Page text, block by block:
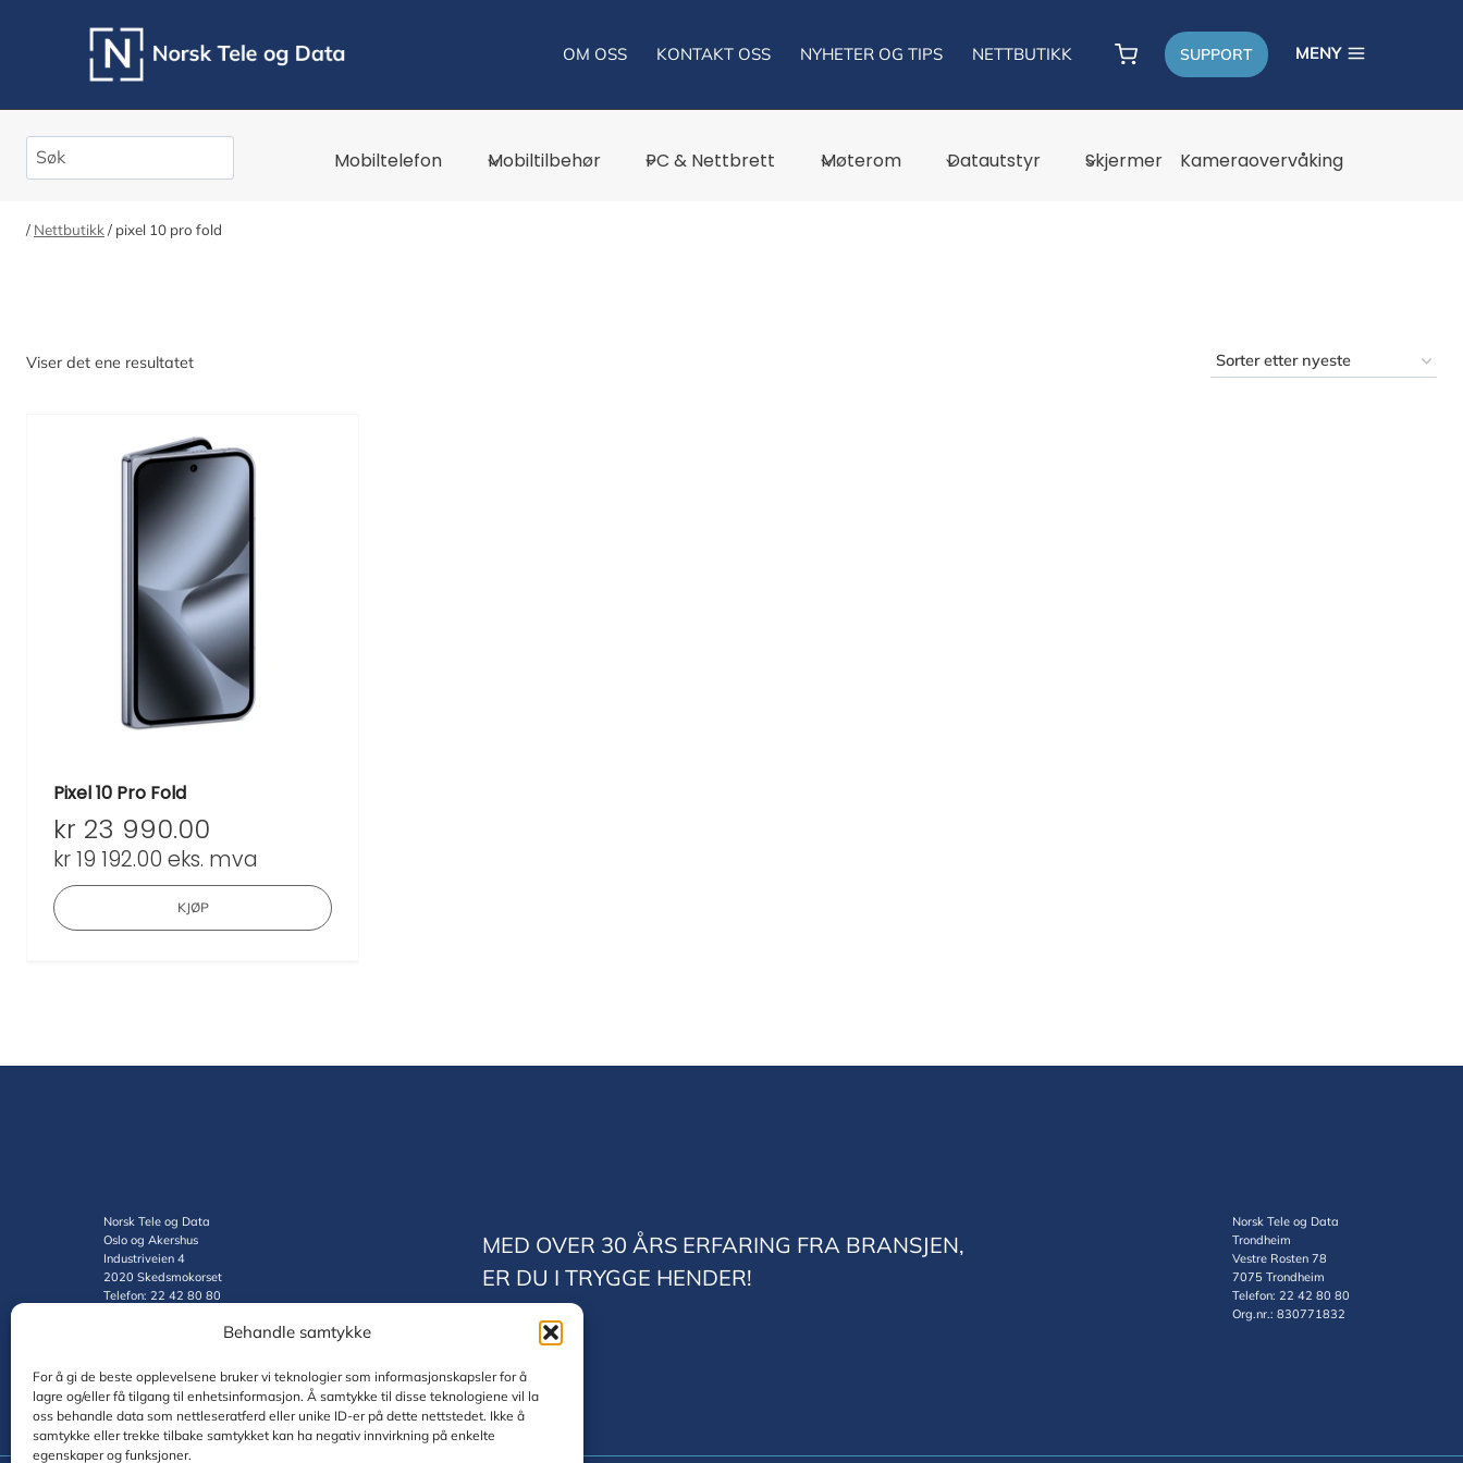
Behandle samtykke
For å gi de beste opplevelsene bruker vi teknologier som informasjonskapsler for å
lagre og/eller få tilgang til enhetsinformasjon. Å samtykke til disse teknologiene vil la
oss behandle data som nettleseratferd eller unike ID-er på dette nettstedet. Ikke å
samtykke eller trekke tilbake samtykket kan ha negativ innvirkning på enkelte
egenskaper og funksjoner.
OM OSS KONTAKT OSS NYHETER OG TIPS NETTBUTIKK SUPPORT MENY
Search Mobiltelefon Mobiltilbehør PC & Nettbrett Møterom Datautstyr Skjermer Kameraovervåking
/ Nettbutikk/ pixel 10 pro fold
Viser det ene resultatet
Pixel 10 Pro Fold
kr 23 990.00
kr19 192.00 eks. mva
KJØP
Norsk Tele og Data
Oslo og Akershus
Industriveien 4
2020 Skedsmokorset
Telefon: 22 42 80 80
MED OVER 30 ÅRS ERFARING FRA BRANSJEN,
ER DU I TRYGGE HENDER!
Norsk Tele og Data
Trondheim
Vestre Rosten 78
7075 Trondheim
Telefon: 22 42 80 80
Org.nr.: 830771832